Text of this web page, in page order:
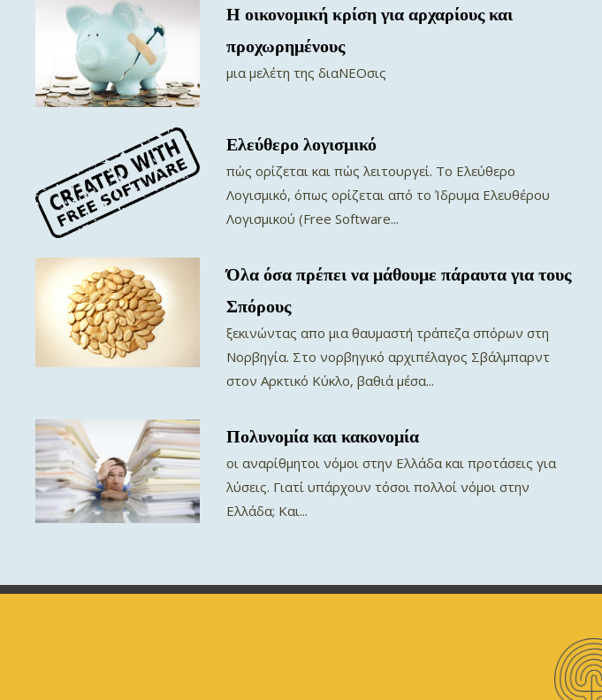
Η οικονομική κρίση για αρχαρίους και
προχωρημένους
μια μελέτη της διαΝΕΟσις
Ελεύθερο λογισμικό
πώς ορίζεται και πώς λειτουργεί. Το Ελεύθερο
Λογισμικό, όπως ορίζεται από το Ίδρυμα Ελευθέρου
Λογισμικού (Free Software...
Όλα όσα πρέπει να μάθουμε πάραυτα για τους
Σπόρους
ξεκινώντας απο μια θαυμαστή τράπεζα σπόρων στη
Νορβηγία. Στο νορβηγικό αρχιπέλαγος Σβάλμπαρντ
στον Αρκτικό Κύκλο, βαθιά μέσα...
Πολυνομία και κακονομία
οι αναρίθμητοι νόμοι στην Ελλάδα και προτάσεις για
λύσεις. Γιατί υπάρχουν τόσοι πολλοί νόμοι στην
Ελλάδα; Και...